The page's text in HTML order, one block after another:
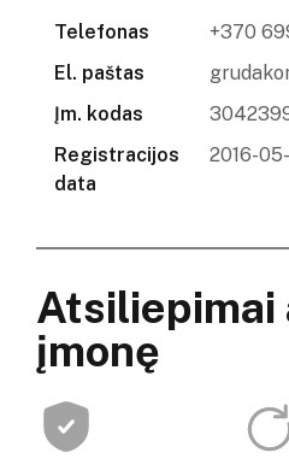
Telefonas
+370
El. paštas
Įm. kodas
Registracijos
data
2016-
Atsiliepimai
įmonę